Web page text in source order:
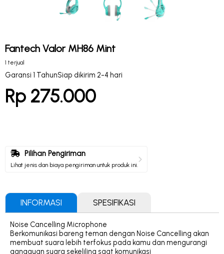
Fantech Valor MH86 Mint
1 terjual
Garansi 1 TahunSiap dikirim 2-4 hari
Rp 275.000
Pilihan Pengiriman
Lihat jenis dan biaya pengiriman untuk produk ini.
INFORMASI SPESIFIKASI
Noise Cancelling Microphone
Berkomunikasi bareng teman dengan Noise Cancelling akan
membuat suara lebih terfokus pada kamu dan mengurangi
gangguan suara sekeliling saat komunikasi